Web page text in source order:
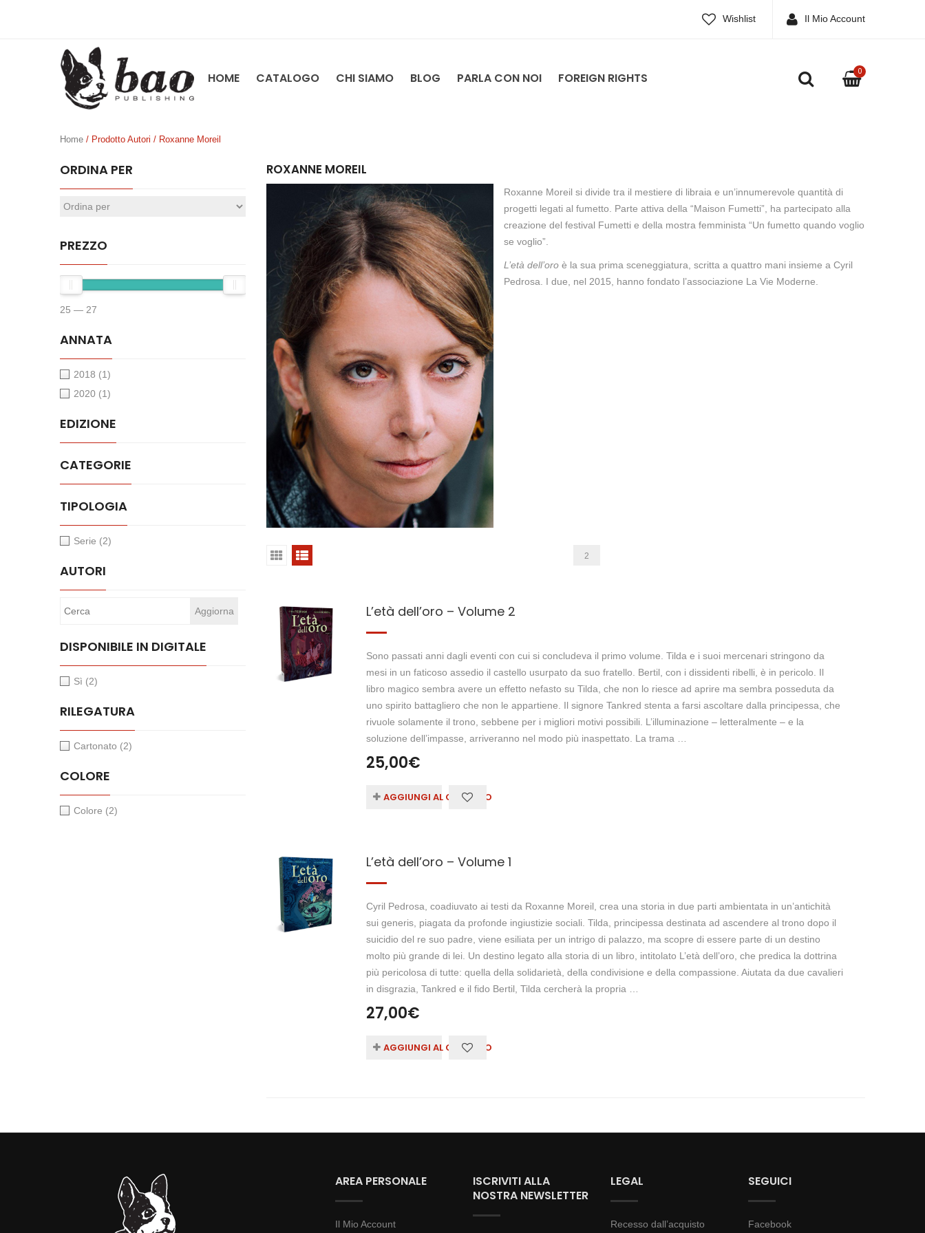
Wishlist Il Mio Account
HOME CATALOGO CHI SIAMO BLOG PARLA CON NOI FOREIGN RIGHTS 0
Home / Prodotto Autori / Roxanne Moreil
ORDINA PER
PREZZO
25 — 27
ANNATA
2018 (1)
2020 (1)
EDIZIONE
CATEGORIE
TIPOLOGIA
Serie (2)
AUTORI
DISPONIBILE IN DIGITALE
Sì (2)
RILEGATURA
Cartonato (2)
COLORE
Colore (2)
ROXANNE MOREIL
Roxanne Moreil si divide tra il mestiere di libraia e un’innumerevole quantità di
progetti legati al fumetto. Parte attiva della “Maison Fumetti”, ha partecipato alla
creazione del festival Fumetti e della mostra femminista “Un fumetto quando voglio
se voglio”.
L’età dell’oro è la sua prima sceneggiatura, scritta a quattro mani insieme a Cyril
Pedrosa. I due, nel 2015, hanno fondato l’associazione La Vie Moderne.
2
L’età dell’oro – Volume 2
Sono passati anni dagli eventi con cui si concludeva il primo volume. Tilda e i suoi mercenari stringono da
mesi in un faticoso assedio il castello usurpato da suo fratello. Bertil, con i dissidenti ribelli, è in pericolo. Il
libro magico sembra avere un effetto nefasto su Tilda, che non lo riesce ad aprire ma sembra posseduta da
uno spirito battagliero che non le appartiene. Il signore Tankred stenta a farsi ascoltare dalla principessa, che
rivuole solamente il trono, sebbene per i migliori motivi possibili. L’illuminazione – letteralmente – e la
soluzione dell’impasse, arriveranno nel modo più inaspettato. La trama …
25,00€
AGGIUNGI AL CARRELLO
L’età dell’oro – Volume 1
Cyril Pedrosa, coadiuvato ai testi da Roxanne Moreil, crea una storia in due parti ambientata in un’antichità
sui generis, piagata da profonde ingiustizie sociali. Tilda, principessa destinata ad ascendere al trono dopo il
suicidio del re suo padre, viene esiliata per un intrigo di palazzo, ma scopre di essere parte di un destino
molto più grande di lei. Un destino legato alla storia di un libro, intitolato L’età dell’oro, che predica la dottrina
più pericolosa di tutte: quella della solidarietà, della condivisione e della compassione. Aiutata da due cavalieri
in disgrazia, Tankred e il fido Bertil, Tilda cercherà la propria …
27,00€
AGGIUNGI AL CARRELLO
AREA PERSONALE
Il Mio Account
ISCRIVITI ALLA
NOSTRA NEWSLETTER
LEGAL
Recesso dall’acquisto
SEGUICI
Facebook